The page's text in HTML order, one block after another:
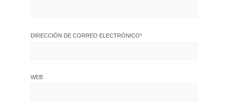
DIRECCIÓN DE CORREO ELECTRÓNICO*
WEB